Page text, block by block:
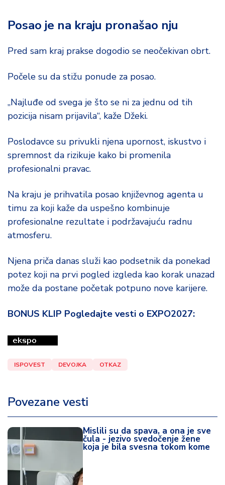
Posao je na kraju pronašao nju
Pred sam kraj prakse dogodio se neočekivan obrt.
Počele su da stižu ponude za posao.
„Najluđe od svega je što se ni za jednu od tih
pozicija nisam prijavila“, kaže Džeki.
Poslodavce su privukli njena upornost, iskustvo i
spremnost da rizikuje kako bi promenila
profesionalni pravac.
Na kraju je prihvatila posao književnog agenta u
timu za koji kaže da uspešno kombinuje
profesionalne rezultate i podržavajuću radnu
atmosferu.
Njena priča danas služi kao podsetnik da ponekad
potez koji na prvi pogled izgleda kao korak unazad
može da postane početak potpuno nove karijere.
BONUS KLIP Pogledajte vesti o EXPO2027:
ISPOVEST DEVOJKA OTKAZ
Povezane vesti
Mislili su da spava, a ona je sve
čula - jezivo svedočenje žene
koja je bila svesna tokom kome